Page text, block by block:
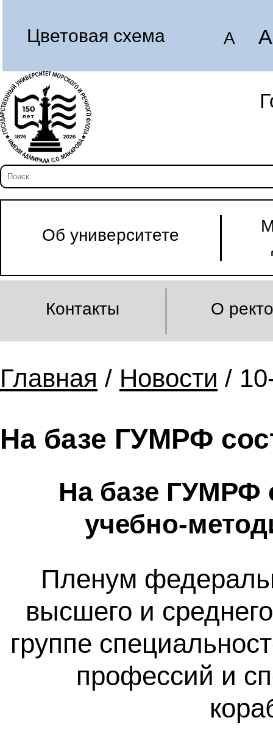
Цветовая схема A A
Об университете
Контакты О
Главная / Новости /
На базе ГУМРФ
На базе ГУМРФ
учебно-
Пленум
высшего и
группе
профессий и